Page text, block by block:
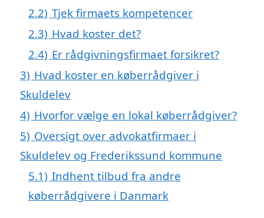
2.2) Tjek firmaets kompetencer
2.3) Hvad koster det?
2.4) Er rådgivningsfirmaet forsikret?
3) Hvad koster en køberrådgiver i
Skuldelev
4) Hvorfor vælge en lokal køberrådgiver?
5) Oversigt over advokatfirmaer i
Skuldelev og Frederikssund kommune
5.1) Indhent tilbud fra andre
køberrådgivere i Danmark